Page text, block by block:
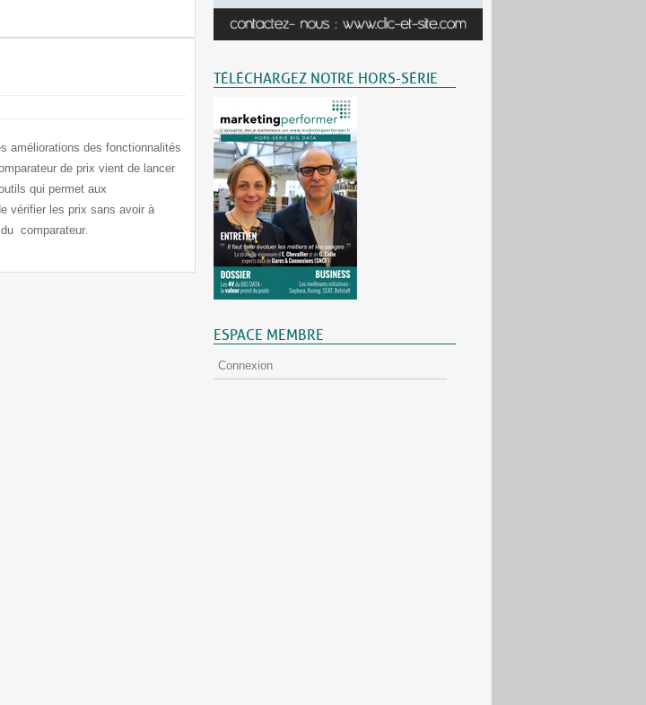
améliorations des fonctionnalités
de prix vient de lancer
qui permet aux
vérifier les prix sans avoir à
comparateur.
TÉLÉCHARGEZ NOTRE HORS-SÉRIE
ESPACE MEMBRE
Connexion